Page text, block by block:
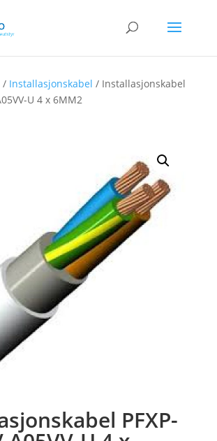
/ Installasjonskabel / Installasjonskabel
U 4 x 6MM2
PFXP-